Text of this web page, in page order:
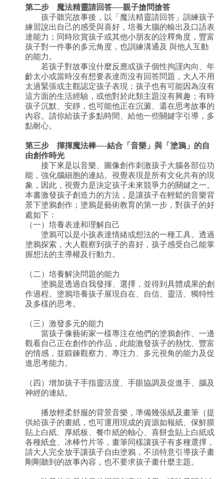
第二步 魔法精靈請回答──親子搶問搶答
孩子聽完故事後，以「魔法精靈請回答」訓練孩子
練習說出自己的感受與喜好，培養大腦的輸出及口語表
達能力；同時欣賞孩子或其他小朋友的詮釋角度，豐富
孩子對一件事的多元角度，也訓練溝通及 與他人互動
的能力。
若孩子對故事沒什麼反應或孩子個性拘謹內向、年
齡太小或當時沒有想要表達而沒有回答問題，大人不用
太過緊張或主觀認定孩子表現；孩子也有可能因為沒有
這方面的生活經驗，或他對於此類主題沒有興趣；有時
孩子沉默、安靜，也可能他正在沉澱、還在思考故事的
內容。請你給孩子多點時間、給他一些關鍵字引導，多
點耐心。
第三步 揮揮魔法棒──結合「音樂」與「塗鴉」的自
由創作時光
接下來是以音樂、圖像創作刺激孩子大腦各部位功
能，強化腦細胞的連結。視覺表現是所有文化共有的現
象，因此，視覺力是決定孩子未來競爭力的關鍵之一。
本書激發孩子創造力的方法，是讓孩子在輕鬆的音樂背
景下塗鴉創作；塗鴉是藝術教育的第一步，對孩子的好
處如下：
（一）培養表達和理解自己
塗鴉可以是小孩表達情緒或想法的一種工具。透過
塗鴉探索，大人觀察到孩子的喜好，孩子感受自己能掌
握想法的主導權及行動力。
（二）培養解決問題的能力
塗鴉是透過自我發揮、選擇，並得到具體成果的創
作過程。塗鴉培養孩子展現自在、自信、靈活、獨特性
及多樣的思考。
（三）激發多元的能力
當孩子像藝術家一樣專注在他們的塗鴉創作、一邊
觀看自己正在創作的作品，此能激發孩子的熱忱、豐富
的情感，並鍛鍊觀察力、專注力、多元視角的能力及促
進思考能力。
（四）增加孩子手指靈活度、手眼協調及促進手、腦及
神經的連結。
播放輕柔舒服的背景音樂，準備幾張紙及畫筆（提
供給孩子的畫紙，也可運用現成的資源如報紙、保鮮膜
貼上白紙、厚紙板、餐巾紙的軸心、喜餅盒貼上白紙或
各種紙盒、冰棒竹片等，畫筆同樣讓孩子有多種選擇，
請大人完全放手讓孩子自由塗鴉，不須特意引導孩子畫
剛剛聽到的故事內容，也不要求孩子畫什麼主題。